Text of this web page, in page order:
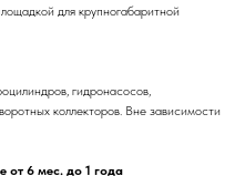
для крупногабаритной
гидронасосов,
коллекторов. Вне зависимости
от 6 мес. до 1 года